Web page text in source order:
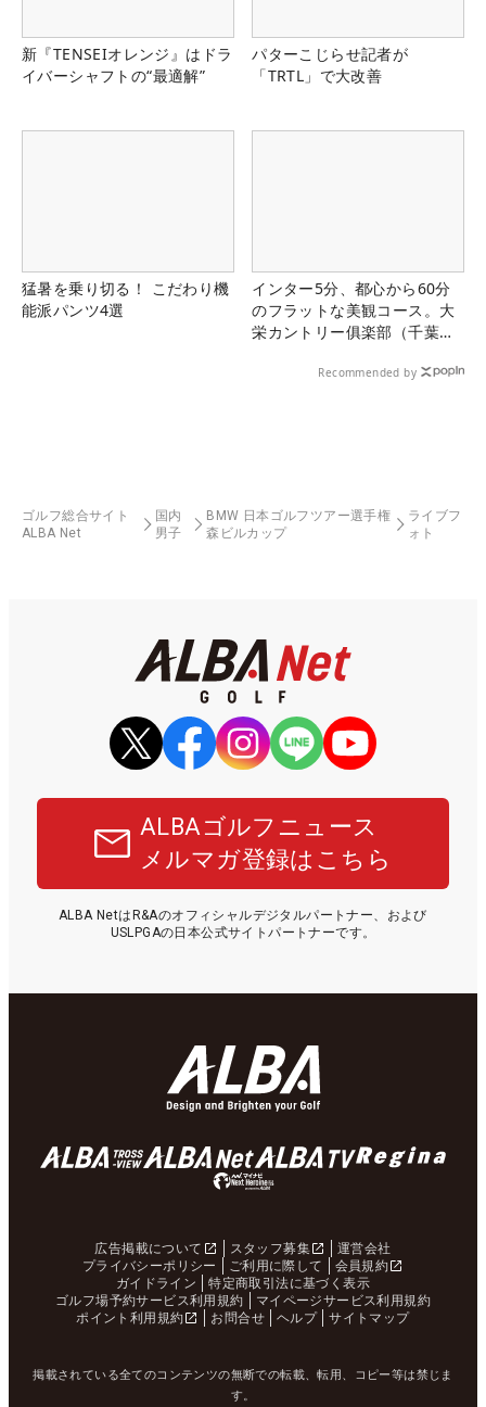
新『TENSEIオレンジ』はドラ
イバーシャフトの“最適解”
パターこじらせ記者が
「TRTL」で大改善
猛暑を乗り切る！ こだわり機
能派パンツ4選
インター5分、都心から60分
のフラットな美観コース。大
栄カントリー俱楽部（千葉
Recommended by
ゴルフ総合サイト
ALBA Net
国内
男子
BMW 日本ゴルフツアー選手権
森ビルカップ
ライブフ
ォト
ALBAゴルフニュース
メルマガ登録はこちら
ALBA NetはR&Aのオフィシャルデジタルパートナー、および
USLPGAの日本公式サイトパートナーです。
広告掲載について スタッフ募集
運営会社
プライバシーポリシー
ご利用に際して
会員規約
ガイドライン
特定商取引法に基づく表示
ゴルフ場予約サービス利用規約
マイページサービス利用規約
ポイント利用規約
お問合せ ヘルプ サイトマップ
掲載されている全てのコンテンツの無断での転載、転用、コピー等は禁じま
す。